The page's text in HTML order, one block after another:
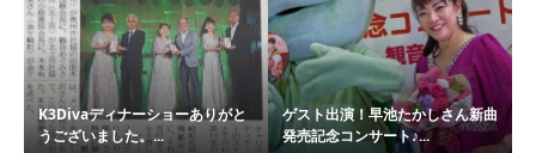
K3Divaディナーショーありがと
うございました。...
ゲスト出演！早池たかしさん新曲
発売記念コンサート♪...